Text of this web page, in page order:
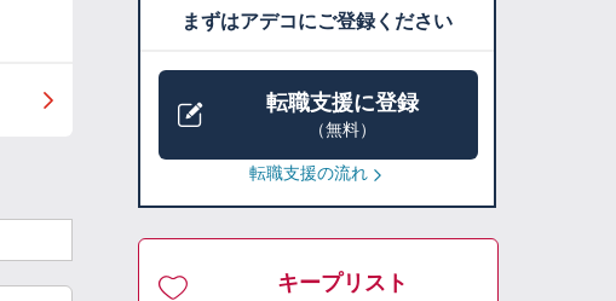
まずはアデコにご登録ください
転職支援に登録
（無料）
転職支援の流れ
キープリスト